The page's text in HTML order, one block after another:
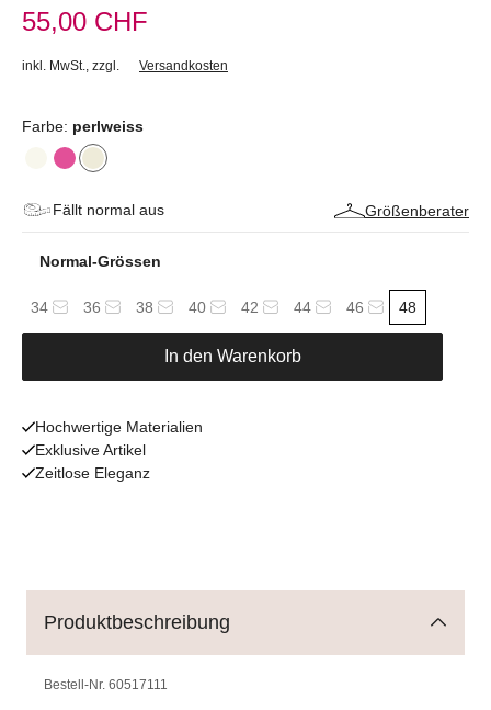
55,00 CHF
inkl. MwSt. zzgl. Versandkosten
Farbe: perlweiss
Fällt normal aus Größenberater
Normal-Grössen
34 36 38 40 42 44 46 48
In den Warenkorb
Hochwertige Materialien
Exklusive Artikel
Zeitlose Eleganz
Produktbeschreibung
Bestell-Nr. 60517111